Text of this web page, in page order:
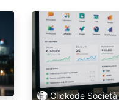
Clickode